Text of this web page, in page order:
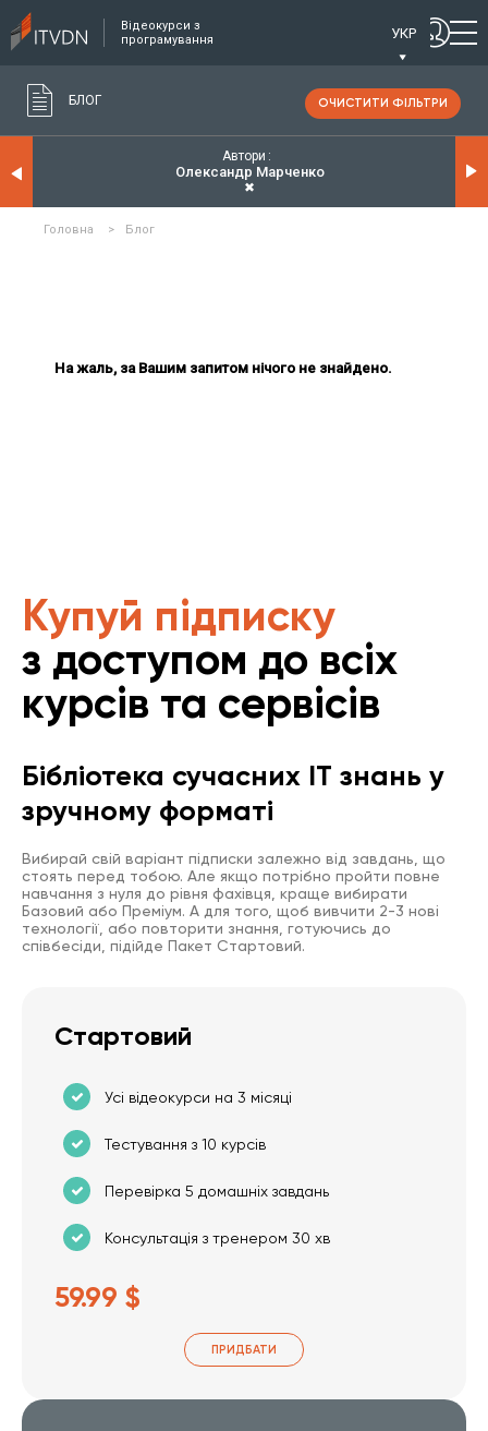
Відеокурси з
програмування
УКР
БЛОГ ОЧИСТИТИ ФІЛЬТРИ
Автори
Олександр Марченко
✖
Головна > Блог
На жаль, за Вашим запитом нічого не знайдено.
Купуй підписку
з доступом до всіх
курсів та сервісів
Бібліотека сучасних IT знань у
зручному форматі
Вибирай свій варіант підписки залежно від завдань, що
стоять перед тобою. Але якщо потрібно пройти повне
навчання з нуля до рівня фахівця, краще вибирати
Базовий або Преміум. А для того, щоб вивчити 2-3 нові
технології, або повторити знання, готуючись до
співбесіди, підійде Пакет Стартовий.
Стартовий
Усі відеокурси на 3 місяці
Тестування з 10 курсів
Перевірка 5 домашніх завдань
Консультація з тренером 30 хв
59.99 $
ПРИДБАТИ